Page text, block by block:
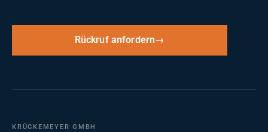
Rückruf anfordern
KRÜCKEMEYER GMBH